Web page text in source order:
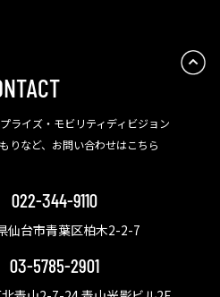
ライズ・モビリティディビジョン
りなど、お問い合わせはこちら
022-344-9110
仙台市青葉区柏木2-2-7
03-5785-2901